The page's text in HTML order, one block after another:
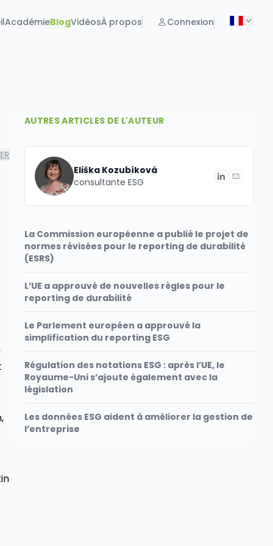
AcadémieBlogVidéosÀ propos Connexion
AUTRES ARTICLES DE L'AUTEUR
Eliška Kozubíková
consultante ESG
La Commission européenne a publié le projet de
normes révisées pour le reporting de durabilité
(ESRS)
L’UE a approuvé de nouvelles règles pour le
reporting de durabilité
Le Parlement européen a approuvé la
simplification du reporting ESG
Régulation des notations ESG : après l’UE, le
Royaume-Uni s’ajoute également avec la
législation
Les données ESG aident à améliorer la gestion de
l’entreprise